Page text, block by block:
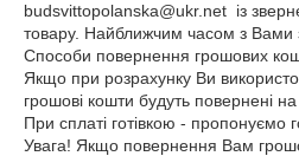
budsvittopolanska@ukr.net  із
товару. Найближчим часом з Вами
Способи повернення грошових
Якщо при розрахунку Ви
грошові кошти будуть повернені на
При сплаті готівкою - пропонуємо
Увага! Якщо повернення Вам